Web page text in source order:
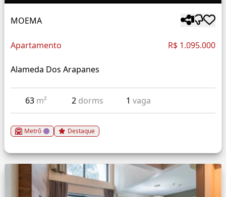
MOEMA
Apartamento R$ 1.095.000
Alameda Dos Arapanes
63 m² 2 dorms 1vaga
Metrô Destaque